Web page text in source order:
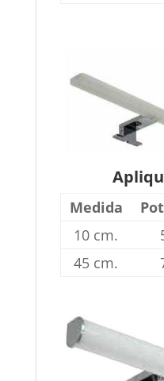
Medida
10 cm.
45 cm.